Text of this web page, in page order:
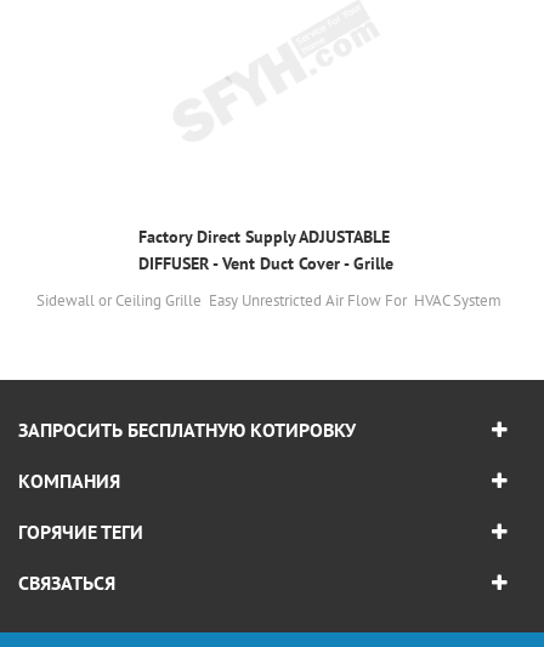
Factory Direct Supply ADJUSTABLE
DIFFUSER - Vent Duct Cover - Grille
Airflow
Sidewall or Ceiling Grille Easy Unrestricted Air Flow For HVAC System
ЗАПРОСИТЬ БЕСПЛАТНУЮ КОТИРОВКУ
КОМПАНИЯ
ГОРЯЧИЕ ТЕГИ
СВЯЗАТЬСЯ